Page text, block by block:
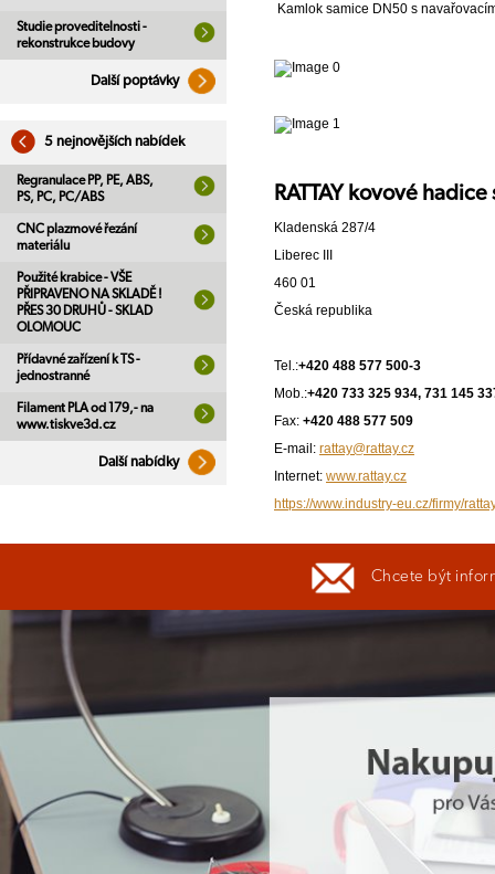
Studie proveditelnosti -
rekonstrukce budovy
Další poptávky
5 nejnovějších nabídek
Regranulace PP, PE, ABS,
PS, PC, PC/ABS
CNC plazmové řezání
materiálu
Použité krabice - VŠE
PŘIPRAVENO NA SKLADĚ !
PŘES 30 DRUHŮ - SKLAD
OLOMOUC
Přídavné zařízení k TS -
jednostranné
Filament PLA od 179,- na
www.tiskve3d.cz
Další nabídky
Kamlok samice DN50 s
RATTAY kovové hadice
Kladenská 287/4
Liberec III
460 01
Česká republika
Tel.:+420 488 577 500-3
Mob.:+420 733 325 934, 731 145
Fax: +420 488 577 509
E-mail: rattay@rattay.cz
Internet: www.rattay.cz
https://www.industry-eu.cz/firmy/
Chcete být